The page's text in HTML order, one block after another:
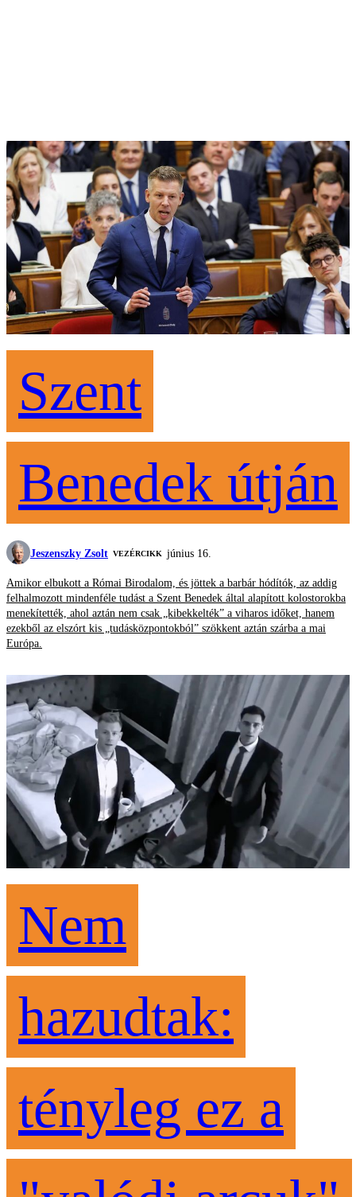
Szent
Benedek útján
Jeszenszky Zsolt VEZÉRCIKK június 16.
Amikor elbukott a Római Birodalom, és jöttek a barbár hódítók, az addig
felhalmozott mindenféle tudást a Szent Benedek által alapított kolostorokba
menekítették, ahol aztán nem csak „kibekkelték” a viharos időket, hanem
ezekből az elszórt kis „tudásközpontokból” szökkent aztán szárba a mai
Európa.
Nem
hazudtak:
tényleg ez a